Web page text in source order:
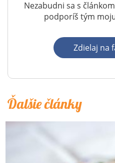
Nezabudni sa s
podporíš tým
Zdielaj na
Ďalšie články